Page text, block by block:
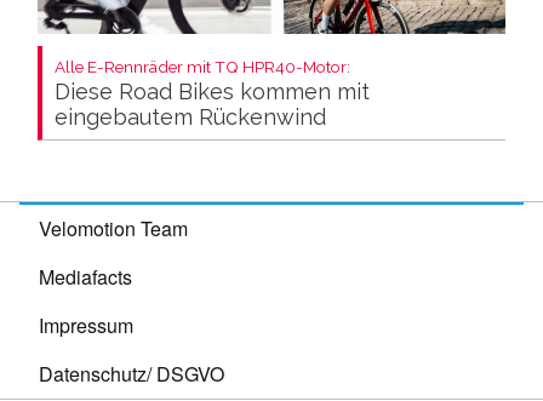
Alle E-Rennräder mit TQ HPR40-Motor:
Diese Road Bikes kommen mit
eingebautem Rückenwind
Velomotion Team
Mediafacts
Impressum
Datenschutz/ DSGVO